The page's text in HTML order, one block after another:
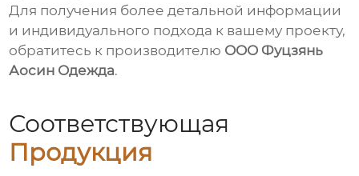
Для получения более детальной информации
и индивидуального подхода к вашему проекту,
обратитесь к производителю ООО Фуцзянь
Аосин Одежда.
Соответствующая
Продукция